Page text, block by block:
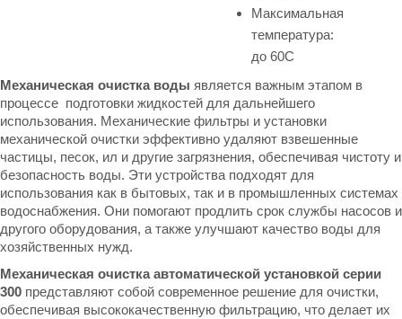
Максимальная
температура:
до 60С
Механическая очистка воды является важным этапом в
процессе подготовки жидкостей для дальнейшего
использования. Механические фильтры и установки
механической очистки эффективно удаляют взвешенные
частицы, песок, ил и другие загрязнения, обеспечивая чистоту и
безопасность воды. Эти устройства подходят для
использования как в бытовых, так и в промышленных системах
водоснабжения. Они помогают продлить срок службы насосов и
другого оборудования, а также улучшают качество воды для
хозяйственных нужд.
Механическая очистка автоматической установкой серии
300 представляют собой современное решение для очистки,
обеспечивая высококачественную фильтрацию, что делает их